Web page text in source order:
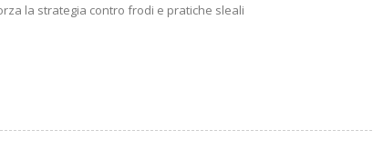
la strategia contro frodi e pratiche sleali